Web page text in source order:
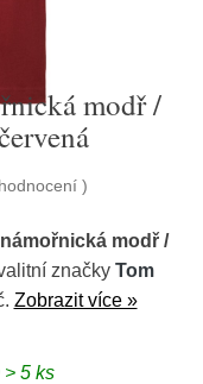
modř /
hodnocení )
modř /
značky Tom
Zobrazit více »
5 ks